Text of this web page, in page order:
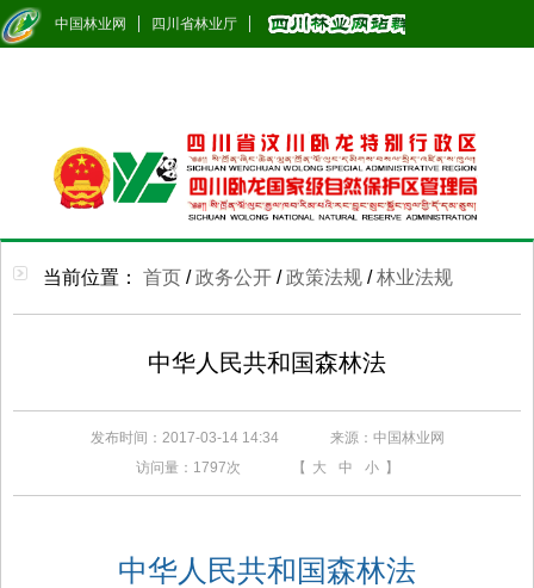
中国林业网 四川省林业厅
当前位置： 首页 /政务公开 /政策法规 /林业法规
中华人民共和国森林法
发布时间：2017-03-14 14:34
来源：中国林业网
访问量： 1797次 【 大 中 小 】
中华人民共和国森林法